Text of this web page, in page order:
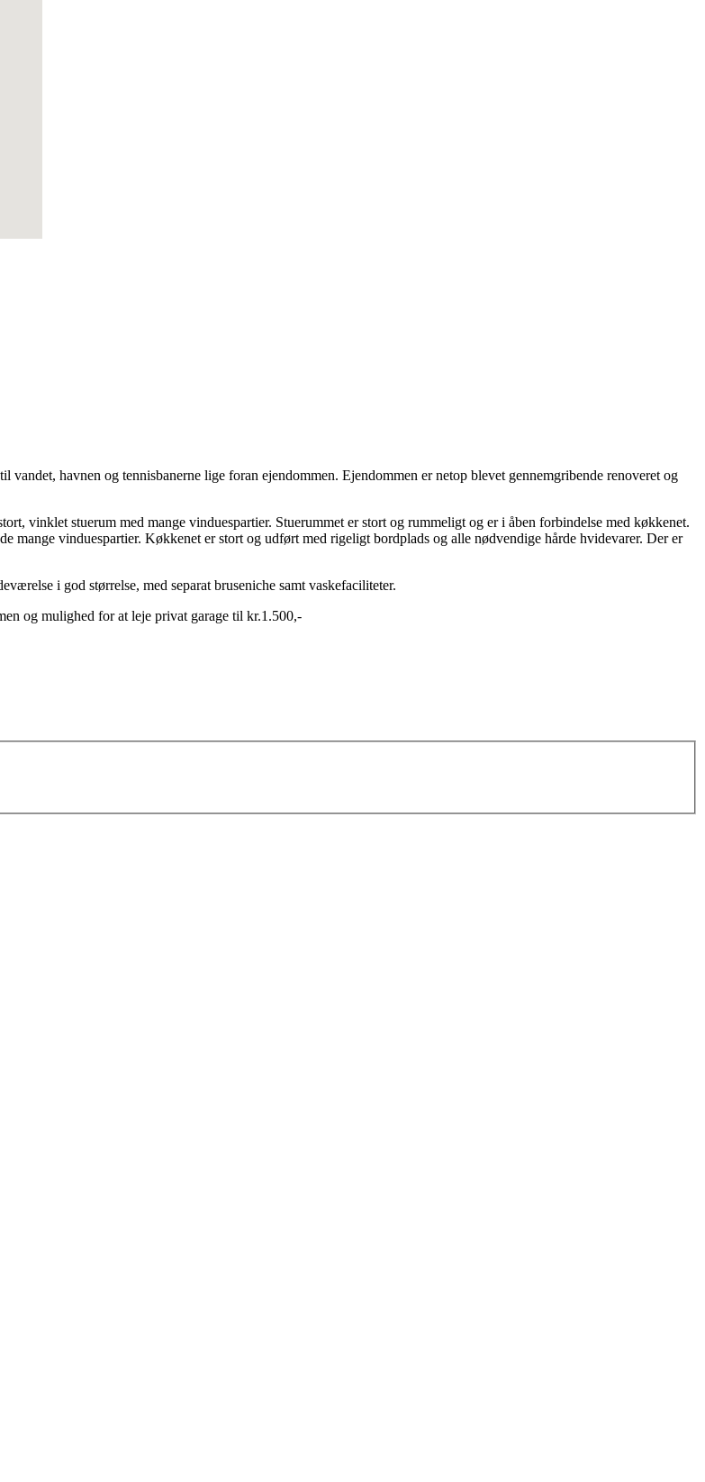
havnen og tennisbanerne lige foran ejendommen. Ejendommen er netop blevet gennemgribende renoveret og
vinklet stuerum med mange vinduespartier. Stuerummet er stort og rummeligt og er i åben forbindelse med køkkenet.
vinduespartier. Køkkenet er stort og udført med rigeligt bordplads og alle nødvendige hårde hvidevarer. Der er
i god størrelse, med separat bruseniche samt vaskefaciliteter.
og mulighed for at leje privat garage til kr.1.500,-